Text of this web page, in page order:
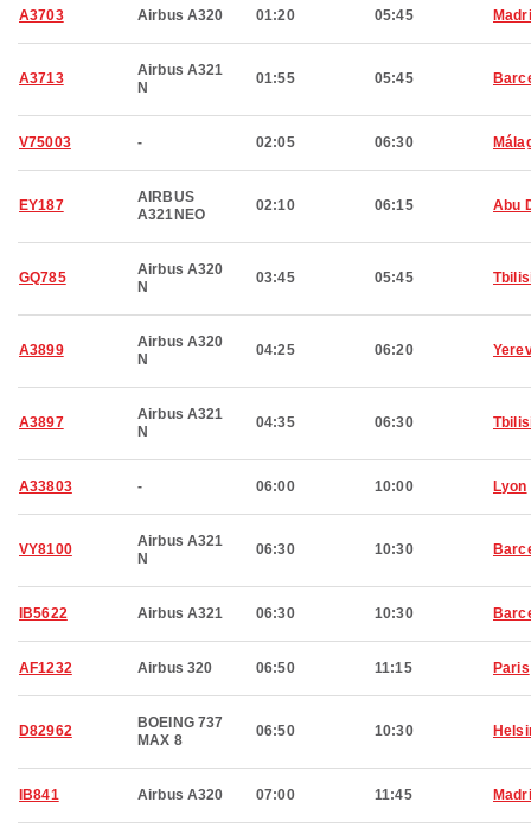
A3703 Airbus A320 01:20 05:45
A3713
Airbus A321
N
01:55 05:45
V75003 - 02:05 06:30
EY187
AIRBUS
A321NEO
02:10 06:15 Abu
GQ785
Airbus A320
N
03:45 05:45
A3899
Airbus A320
N
04:25 06:20
A3897
Airbus A321
N
04:35 06:30
A33803 - 06:00 10:00 Lyon
VY8100
Airbus A321
N
06:30 10:30
IB5622 Airbus A321 06:30 10:30
AF1232 Airbus 320 06:50 11:15 Paris
D82962
BOEING 737
MAX 8
06:50 10:30
IB841 Airbus A320 07:00 11:45